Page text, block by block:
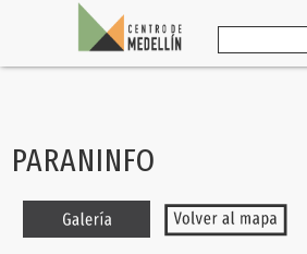
PARANINFO